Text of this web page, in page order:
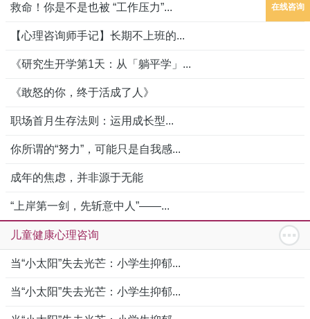
救命！你是不是也被 “工作压力”...
【心理咨询师手记】长期不上班的...
《研究生开学第1天：从「躺平学」...
《敢怒的你，终于活成了人》
职场首月生存法则：运用成长型...
你所谓的“努力”，可能只是自我感...
成年的焦虑，并非源于无能
“上岸第一剑，先斩意中人”——...
儿童健康心理咨询
当“小太阳”失去光芒：小学生抑郁...
当“小太阳”失去光芒：小学生抑郁...
在线咨询